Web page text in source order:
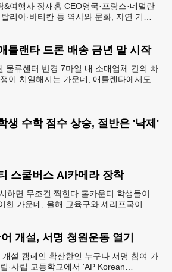
여행사 장재홍 CEO영국·프랑스·네덜란
탈리아·바티칸 등 역사와 문화, 자연 기
틀랜타 드론 배송 금년 말 시작
물류센터 반경 7마일 내 소매업체 간의 빠
이 치열해지는 가운데, 애틀랜타에서도
생 수학 점수 상승, 절반은 '낙제'
스쿨버스 AI카메라 장착
하면 무조건 찍힌다 홀카운티 학생들이
한 가운데, 올해 교육구와 셰리프국이 학
개설, 서명 청원운동 열기
개설 캠페인 확산한인 누구나 서명 참여 가
·사립 고등학교에서 'AP Korean